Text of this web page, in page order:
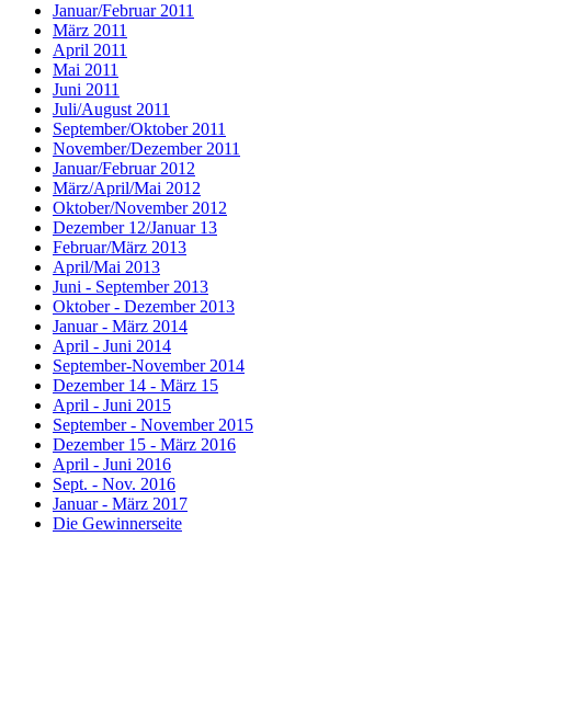
Januar/Februar 2011
März 2011
April 2011
Mai 2011
Juni 2011
Juli/August 2011
September/Oktober 2011
November/Dezember 2011
Januar/Februar 2012
März/April/Mai 2012
Oktober/November 2012
Dezember 12/Januar 13
Februar/März 2013
April/Mai 2013
Juni - September 2013
Oktober - Dezember 2013
Januar - März 2014
April - Juni 2014
September-November 2014
Dezember 14 - März 15
April - Juni 2015
September - November 2015
Dezember 15 - März 2016
April - Juni 2016
Sept. - Nov. 2016
Januar - März 2017
Die Gewinnerseite